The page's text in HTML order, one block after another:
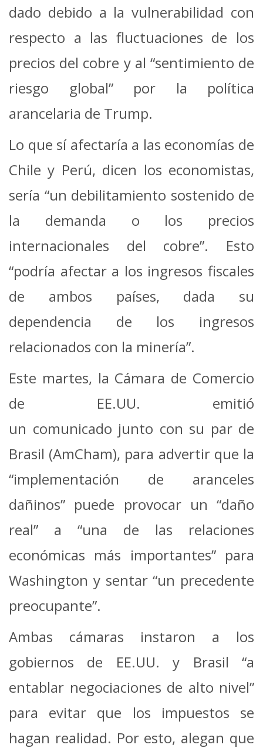
dado debido a la vulnerabilidad con
respecto a las fluctuaciones de los
precios del cobre y al “sentimiento de
riesgo global” por la política
arancelaria de Trump.
Lo que sí afectaría a las economías de
Chile y Perú, dicen los economistas,
sería “un debilitamiento sostenido de
la demanda o los precios
internacionales del cobre”. Esto
“podría afectar a los ingresos fiscales
de ambos países, dada su
dependencia de los ingresos
relacionados con la minería”.
Este martes, la Cámara de Comercio
de EE.UU. emitió
un comunicado junto con su par de
Brasil (AmCham), para advertir que la
“implementación de aranceles
dañinos” puede provocar un “daño
real” a “una de las relaciones
económicas más importantes” para
Washington y sentar “un precedente
preocupante”.
Ambas cámaras instaron a los
gobiernos de EE.UU. y Brasil “a
entablar negociaciones de alto nivel”
para evitar que los impuestos se
hagan realidad. Por esto, alegan que